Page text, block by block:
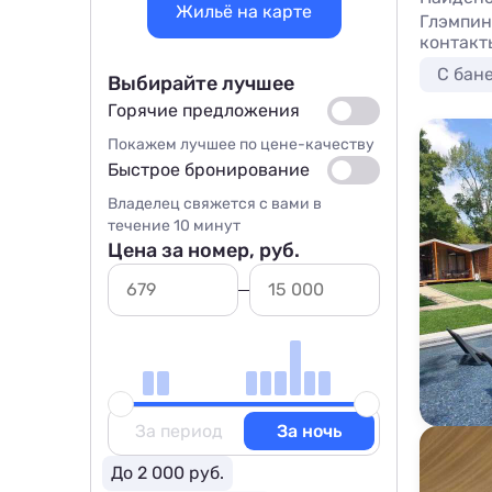
С
Жильё на карте
Выбирайте лучшее
Горячие предложения
Покажем лучшее по цене-качеству
Быстрое бронирование
Владелец свяжется с вами в
течение 10 минут
Цена за номер, руб.
За период
За ночь
До 2 000 руб.